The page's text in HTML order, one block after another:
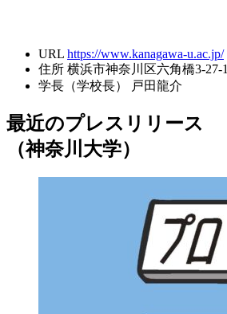
URL https://www.kanagawa-u.ac.jp/
住所 横浜市神奈川区六角橋3-27-1
学長（学校長）
戸田龍介
最近のプレスリリース
（神奈川大学）